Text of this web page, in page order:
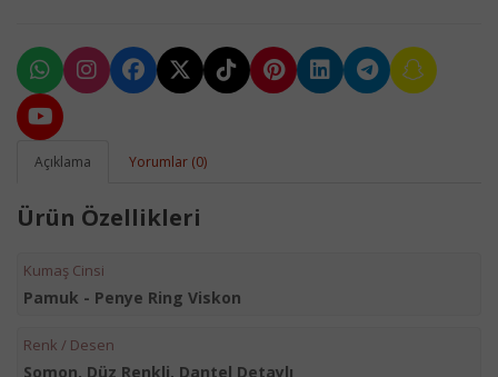
Açıklama Yorumlar (0)
Ürün Özellikleri
Kumaş Cinsi
Pamuk - Penye Ring Viskon
Renk / Desen
Somon, Düz Renkli, Dantel Detaylı